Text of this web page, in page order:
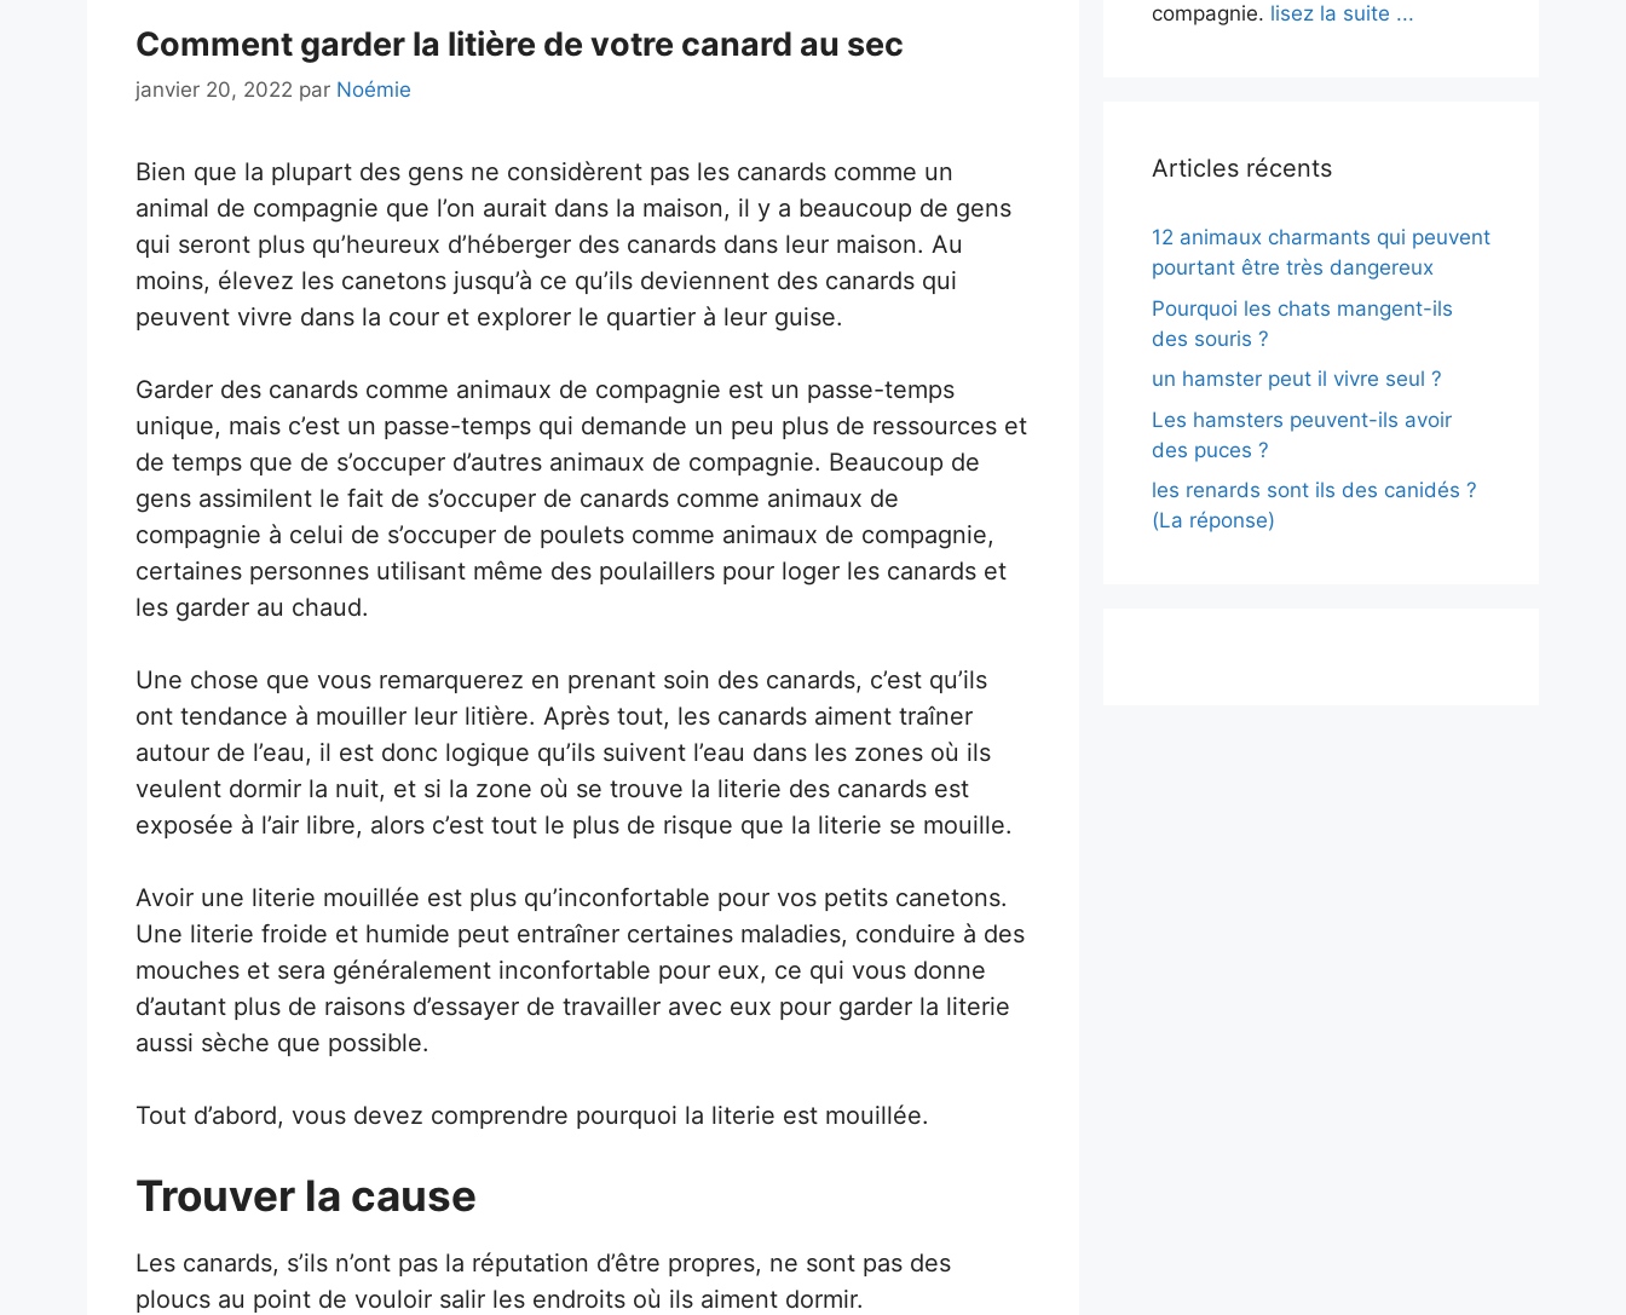
Comment garder la litière de votre canard au sec
janvier 20, 2022 par Noémie
Bien que la plupart des gens ne considèrent pas les canards comme un
animal de compagnie que l’on aurait dans la maison, il y a beaucoup de gens
qui seront plus qu’heureux d’héberger des canards dans leur maison. Au
moins, élevez les canetons jusqu’à ce qu’ils deviennent des canards qui
peuvent vivre dans la cour et explorer le quartier à leur guise.
Garder des canards comme animaux de compagnie est un passe-temps
unique, mais c’est un passe-temps qui demande un peu plus de ressources et
de temps que de s’occuper d’autres animaux de compagnie. Beaucoup de
gens assimilent le fait de s’occuper de canards comme animaux de
compagnie à celui de s’occuper de poulets comme animaux de compagnie,
certaines personnes utilisant même des poulaillers pour loger les canards et
les garder au chaud.
Une chose que vous remarquerez en prenant soin des canards, c’est qu’ils
ont tendance à mouiller leur litière. Après tout, les canards aiment traîner
autour de l’eau, il est donc logique qu’ils suivent l’eau dans les zones où ils
veulent dormir la nuit, et si la zone où se trouve la literie des canards est
exposée à l’air libre, alors c’est tout le plus de risque que la literie se mouille.
Avoir une literie mouillée est plus qu’inconfortable pour vos petits canetons.
Une literie froide et humide peut entraîner certaines maladies, conduire à des
mouches et sera généralement inconfortable pour eux, ce qui vous donne
d’autant plus de raisons d’essayer de travailler avec eux pour garder la literie
aussi sèche que possible.
Tout d’abord, vous devez comprendre pourquoi la literie est mouillée.
Trouver la cause
Les canards, s’ils n’ont pas la réputation d’être propres, ne sont pas des
ploucs au point de vouloir salir les endroits où ils aiment dormir.
compagnie. lisez la suite ...
Articles récents
12 animaux charmants qui peuvent
pourtant être très dangereux
Pourquoi les chats mangent-ils
des souris ?
un hamster peut il vivre seul ?
Les hamsters peuvent-ils avoir
des puces ?
les renards sont ils des canidés ?
(La réponse)